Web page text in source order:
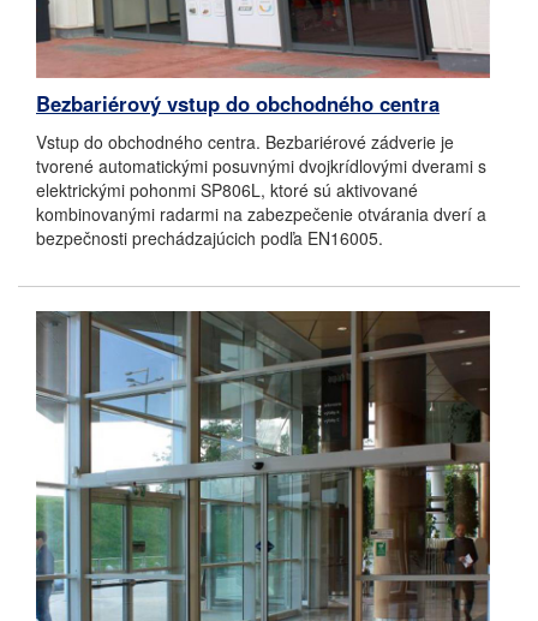
Bezbariérový vstup do obchodného centra
Vstup do obchodného centra. Bezbariérové zádverie je
tvorené automatickými posuvnými dvojkrídlovými dverami s
elektrickými pohonmi SP806L, ktoré sú aktivované
kombinovanými radarmi na zabezpečenie otvárania dverí a
bezpečnosti prechádzajúcich podľa EN16005.